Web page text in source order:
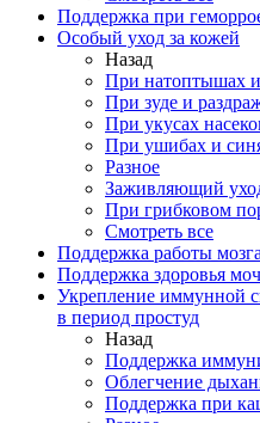
Поддержка при
Особый уход за кожей
Назад
При натоптышах
При зуде и
При укусах
При ушибах и
Разное
Заживляющий
При грибковом
Смотреть все
Поддержка работы мозга
Поддержка здоровья
Укрепление иммунной
в период простуд
Назад
Поддержка
Облегчение
Поддержка при